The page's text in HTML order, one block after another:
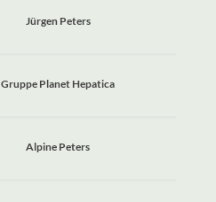
Jürgen Peters
Gruppe Planet Hepatica
Alpine Peters